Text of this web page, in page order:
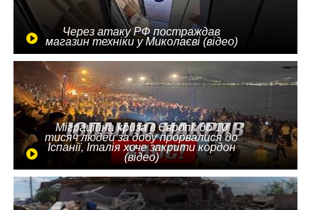
Через атаку РФ постраждав
магазин техніки у Миколаєві (відео)
Міграційна криза в Європі: до 10
тисяч людей за добу прорвалися до
Іспанії, Італія хоче закрити кордон
(відео)